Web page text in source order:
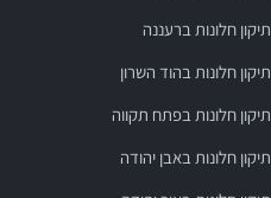
תיקון חלונות ברעננה
תיקון חלונות בהוד השרון
תיקון חלונות בפתח תקווה
תיקון חלונות באבן יהודה